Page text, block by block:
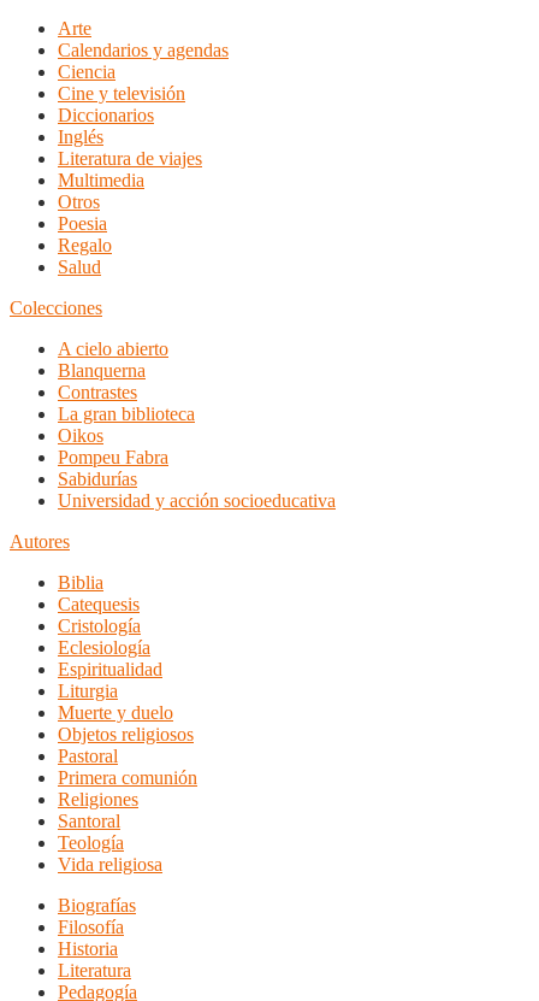
Arte
Calendarios y agendas
Ciencia
Cine y televisión
Diccionarios
Inglés
Literatura de viajes
Multimedia
Otros
Poesia
Regalo
Salud
Colecciones
A cielo abierto
Blanquerna
Contrastes
La gran biblioteca
Oikos
Pompeu Fabra
Sabidurías
Universidad y acción socioeducativa
Autores
Biblia
Catequesis
Cristología
Eclesiología
Espiritualidad
Liturgia
Muerte y duelo
Objetos religiosos
Pastoral
Primera comunión
Religiones
Santoral
Teología
Vida religiosa
Biografías
Filosofía
Historia
Literatura
Pedagogía